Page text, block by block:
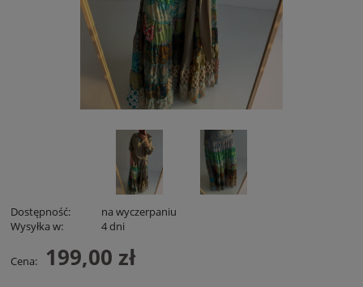
Dostępność:
na wyczerpaniu
Wysyłka w:
4 dni
Cena: 199,00 zł